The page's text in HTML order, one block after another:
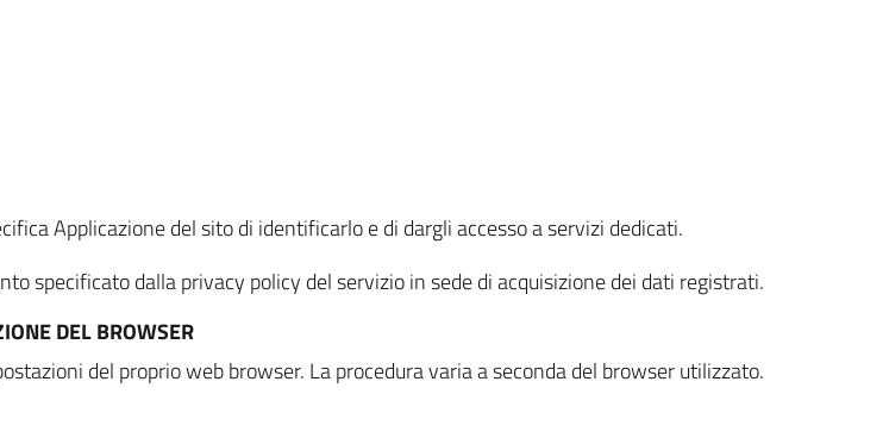
Applicazione del sito di identificarlo e di dargli accesso a servizi dedicati.
specificato dalla privacy policy del servizio in sede di acquisizione dei dati registrati.
DEL BROWSER
del proprio web browser. La procedura varia a seconda del browser utilizzato.